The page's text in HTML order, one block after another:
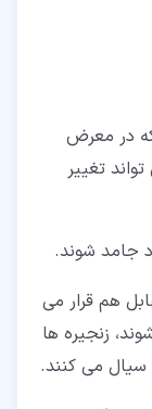
در معرض
تغییر
جامد شوند.
هم قرار می
زنجیره ها
سیال می کنند.